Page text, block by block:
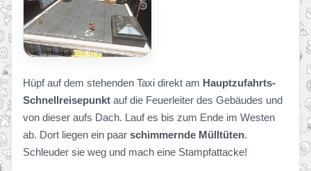
Hüpf auf dem stehenden Taxi direkt am Hauptzufahrts-
Schnellreisepunkt auf die Feuerleiter des Gebäudes und
von dieser aufs Dach. Lauf es bis zum Ende im Westen
ab. Dort liegen ein paar schimmernde Mülltüten.
Schleuder sie weg und mach eine Stampfattacke!